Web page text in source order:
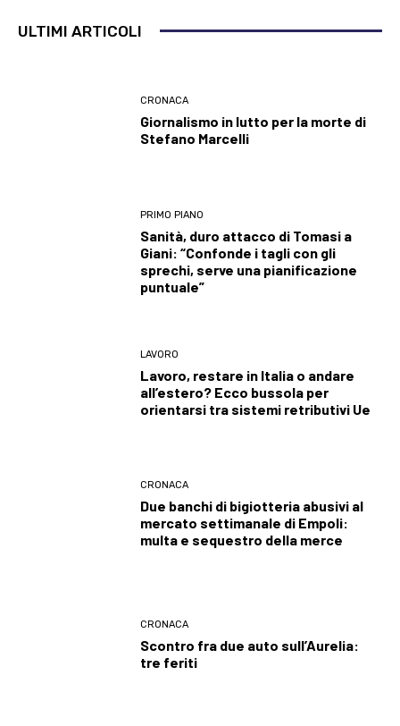
ULTIMI ARTICOLI
CRONACA
Giornalismo in lutto per la morte di
Stefano Marcelli
PRIMO PIANO
Sanità, duro attacco di Tomasi a
Giani: “Confonde i tagli con gli
sprechi, serve una pianificazione
puntuale”
LAVORO
Lavoro, restare in Italia o andare
all’estero? Ecco bussola per
orientarsi tra sistemi retributivi Ue
CRONACA
Due banchi di bigiotteria abusivi al
mercato settimanale di Empoli:
multa e sequestro della merce
CRONACA
Scontro fra due auto sull’Aurelia:
tre feriti